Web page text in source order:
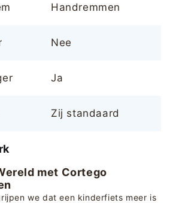
Handremmen
Nee
Ja
Zij standaard
met Cortego
we dat een kinderfiets meer is